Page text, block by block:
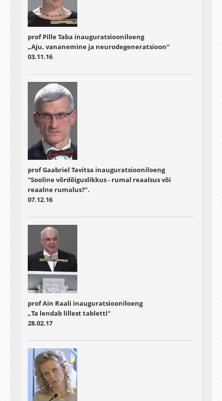
prof Pille Taba inauguratsiooniloeng
„Aju, vananemine ja neurodegeneratsioon“
03.11.16
prof Gaabriel Tavitsa inauguratsiooniloeng
"Sooline võrdõiguslikkus - rumal reaalsus või
reaalne rumalus?".
07.12.16
prof Ain Raali inauguratsiooniloeng
„Ta lendab lillest tabletti“
28.02.17